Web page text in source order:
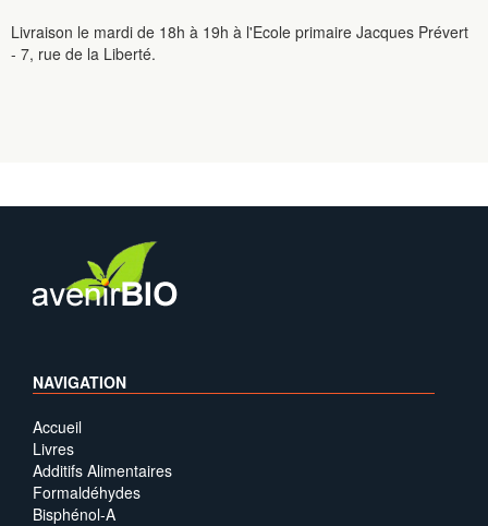
Livraison le mardi de 18h à 19h à l'Ecole primaire Jacques Prévert
- 7, rue de la Liberté.
NAVIGATION
Accueil
Livres
Additifs Alimentaires
Formaldéhydes
Bisphénol-A